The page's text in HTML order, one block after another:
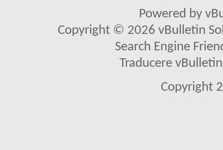
Powered by
Copyright © 2026 vBulletin
Search Engine
Traducere
Copyright